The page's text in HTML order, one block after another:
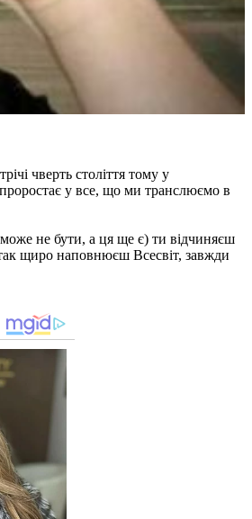
чверть століття тому у
у все, що ми транслюємо в
може не бути, а ця ще є) ти відчиняєш
щиро наповнюєш Всесвіт, завжди